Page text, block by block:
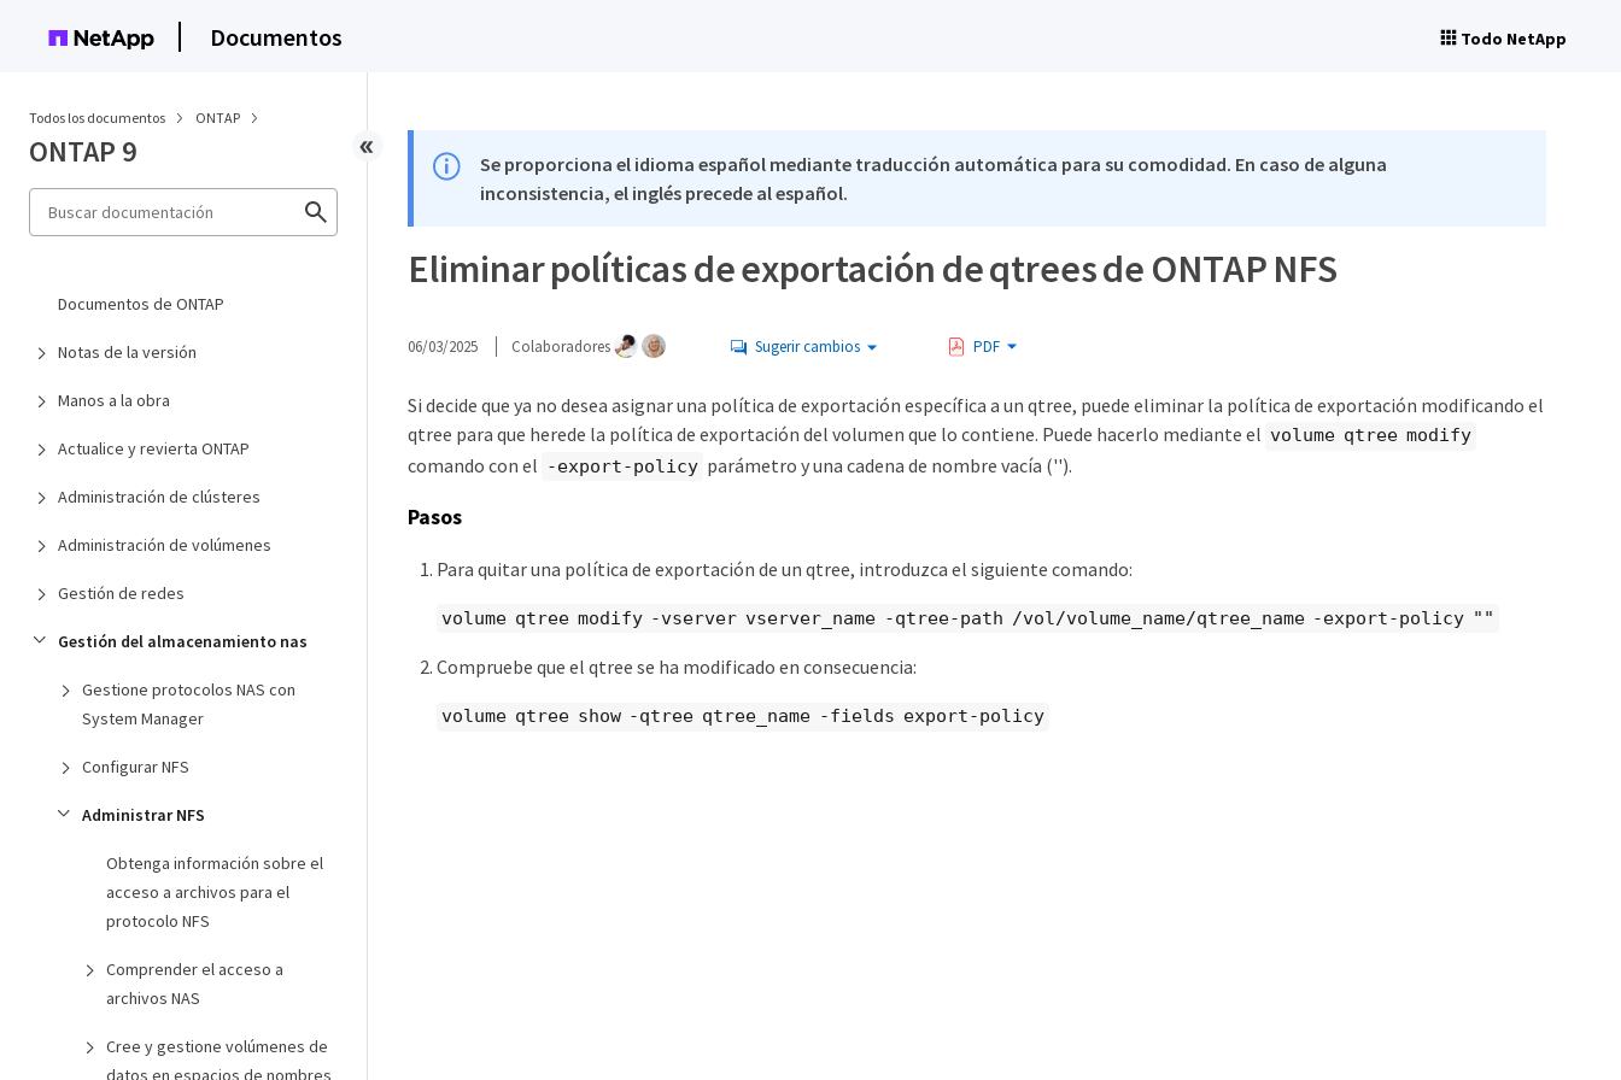
Documentos Todo NetApp
Todos los documentos ONTAP
ONTAP 9
Documentos de ONTAP
Notas de la versión
Manos a la obra
Actualice y revierta ONTAP
Administración de clústeres
Administración de volúmenes
Gestión de redes
Gestión del almacenamiento nas
Gestione protocolos NAS con
System Manager
Configurar NFS
Administrar NFS
Obtenga información sobre el
acceso a archivos para el
protocolo NFS
Comprender el acceso a
archivos NAS
Cree y gestione volúmenes de
datos en espacios de nombres
Se proporciona el idioma español mediante traducción automática para su comodidad. En caso de alguna
inconsistencia, el inglés precede al español.
Eliminar políticas de exportación de qtrees de ONTAP NFS
06/03/2025 Colaboradores Sugerir cambios PDF
Si decide que ya no desea asignar una política de exportación específica a un qtree, puede eliminar la política de exportación modificando el
qtree para que herede la política de exportación del volumen que lo contiene. Puede hacerlo mediante el volume qtree modify
comando con el -export-policy parámetro y una cadena de nombre vacía ('').
Pasos
Para quitar una política de exportación de un qtree, introduzca el siguiente comando:
volume qtree modify -vserver vserver_name -qtree-path /vol/volume_name/qtree_name -export-policy ""
Compruebe que el qtree se ha modificado en consecuencia:
volume qtree show -qtree qtree_name -fields export-policy